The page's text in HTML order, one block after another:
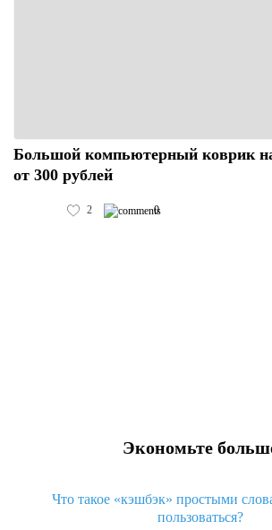
Большой компьютерный коврик
от 300 рублей
2 0
Экономьте
Что такое «кэшбэк» простыми
пользоваться?